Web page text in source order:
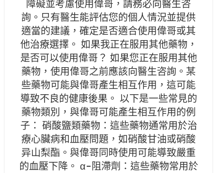
障礙並考慮使用偉哥，請務必向醫生咨
詢。只有醫生能評估您的個人情況並提供
適當的建議，確定是否適合使用偉哥或其
他治療選擇。 如果我正在服用其他藥物，
是否可以使用偉哥？ 如果您正在服用其他
藥物，使用偉哥之前應該向醫生咨詢。某
些藥物可能與偉哥產生相互作用，這可能
導致不良的健康後果。 以下是一些常見的
藥物類別，與偉哥可能產生相互作用的例
子： 硝酸鹽類藥物：這些藥物通常用於治
療心臟病和血壓問題，如硝酸甘油或硝酸
异山梨酯。與偉哥同時使用可能導致嚴重
的血壓下降。 α-阻滯劑：這些藥物常用於